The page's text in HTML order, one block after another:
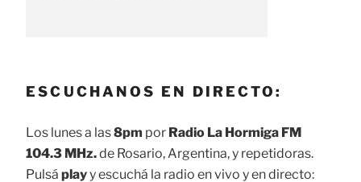
ESCUCHANOS EN DIRECTO:
Los lunes a las8pm por Radio La Hormiga FM
104.3 MHz.de Rosario, Argentina, y repetidoras.
Pulsá playy escuchá la radio en vivo y en directo: